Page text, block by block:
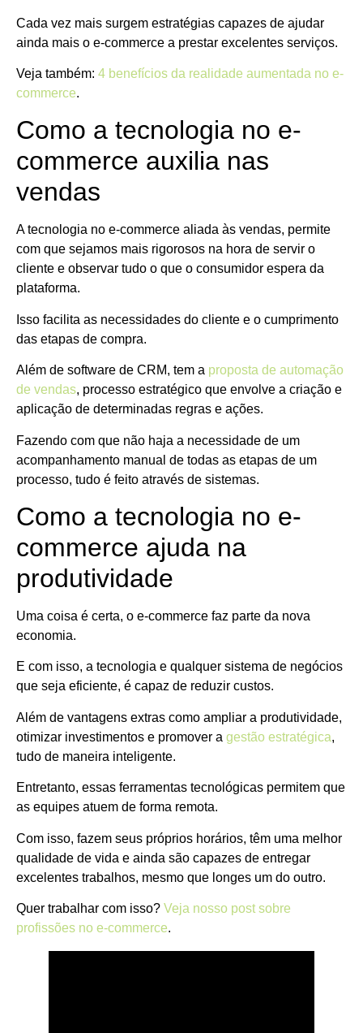
Cada vez mais surgem estratégias capazes de ajudar
ainda mais o e-commerce a prestar excelentes serviços.
Veja também: 4 benefícios da realidade aumentada no e-
commerce.
Como a tecnologia no e-
commerce auxilia nas
vendas
A tecnologia no e-commerce aliada às vendas, permite
com que sejamos mais rigorosos na hora de servir o
cliente e observar tudo o que o consumidor espera da
plataforma.
Isso facilita as necessidades do cliente e o cumprimento
das etapas de compra.
Além de software de CRM, tem a proposta de automação
de vendas, processo estratégico que envolve a criação e
aplicação de determinadas regras e ações.
Fazendo com que não haja a necessidade de um
acompanhamento manual de todas as etapas de um
processo, tudo é feito através de sistemas.
Como a tecnologia no e-
commerce ajuda na
produtividade
Uma coisa é certa, o e-commerce faz parte da nova
economia.
E com isso, a tecnologia e qualquer sistema de negócios
que seja eficiente, é capaz de reduzir custos.
Além de vantagens extras como ampliar a produtividade,
otimizar investimentos e promover a gestão estratégica,
tudo de maneira inteligente.
Entretanto, essas ferramentas tecnológicas permitem que
as equipes atuem de forma remota.
Com isso, fazem seus próprios horários, têm uma melhor
qualidade de vida e ainda são capazes de entregar
excelentes trabalhos, mesmo que longes um do outro.
Quer trabalhar com isso? Veja nosso post sobre
profissões no e-commerce.